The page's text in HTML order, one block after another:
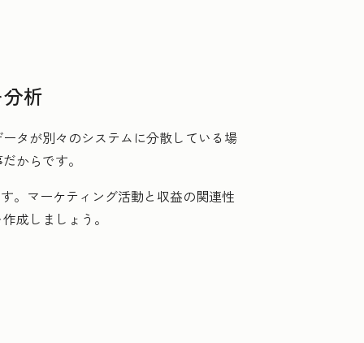
析
タが別々のシステムに分散している場
からです。
。マーケティング活動と収益の関連性
成しましょう。